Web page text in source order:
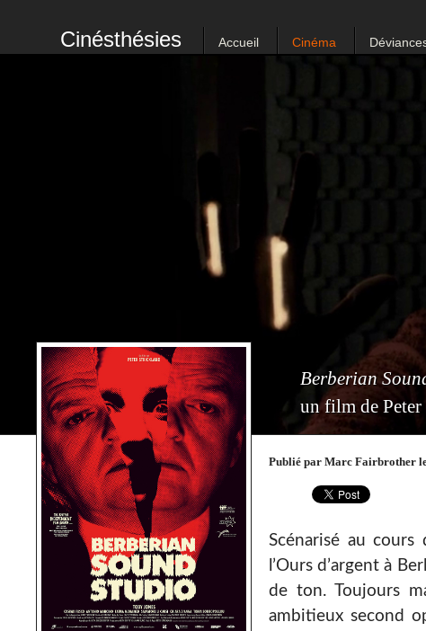
Cinésthésies Accueil Cinéma
Berberian
un film de
Publié par Marc Fairbrother
Scénarisé au
l’Ours d’argent à
de ton. Toujours
ambitieux second